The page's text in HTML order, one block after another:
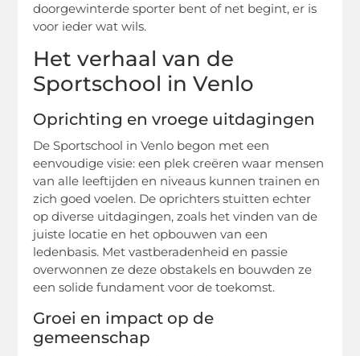
doorgewinterde sporter bent of net begint, er is
voor ieder wat wils.
Het verhaal van de
Sportschool in Venlo
Oprichting en vroege uitdagingen
De Sportschool in Venlo begon met een
eenvoudige visie: een plek creëren waar mensen
van alle leeftijden en niveaus kunnen trainen en
zich goed voelen. De oprichters stuitten echter
op diverse uitdagingen, zoals het vinden van de
juiste locatie en het opbouwen van een
ledenbasis. Met vastberadenheid en passie
overwonnen ze deze obstakels en bouwden ze
een solide fundament voor de toekomst.
Groei en impact op de
gemeenschap